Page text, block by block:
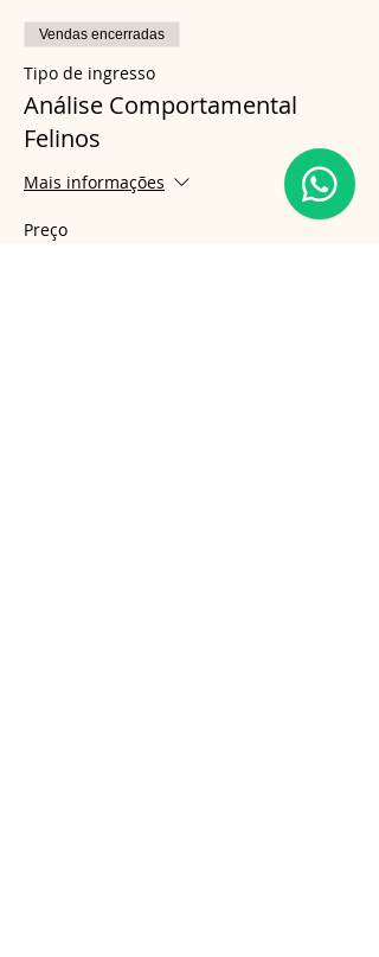
Vendas encerradas
Tipo de ingresso
Análise Comportamental
Felinos
Mais informações
Preço